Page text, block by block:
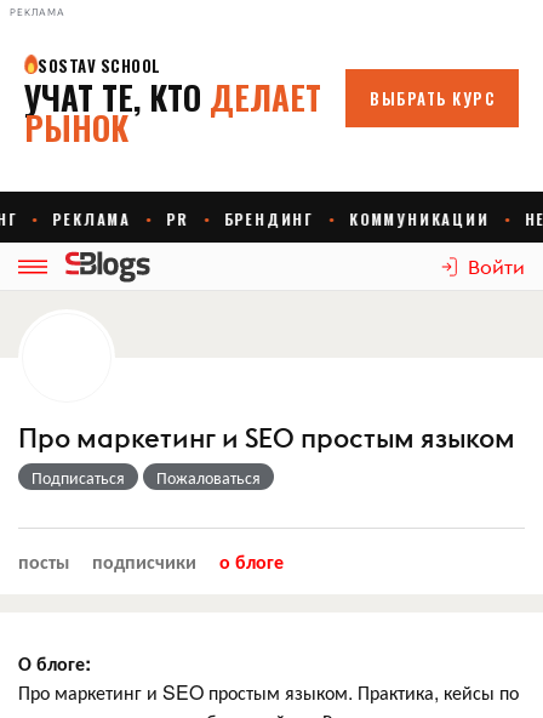
РЕКЛАМА
Войти
Про маркетинг и SEO простым языком
Подписаться Пожаловаться
посты подписчики о блоге
О блоге:
Про маркетинг и SEO простым языком. Практика, кейсы по